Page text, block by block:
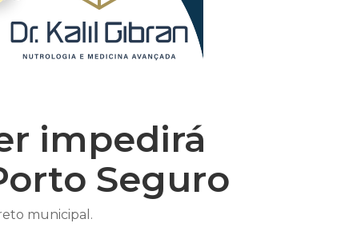
impedirá
Seguro
municipal.